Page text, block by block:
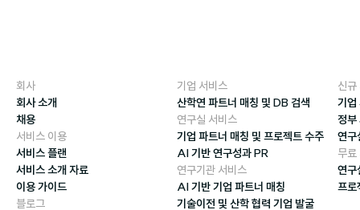
회사
회사 소개
채용
서비스 이용
서비스 플랜
서비스 소개 자료
이용 가이드
블로그
기업 서비스
산학연 파트너 매칭 및 DB 검색
연구실 서비스
기업 파트너 매칭 및 프로젝트 수주
AI 기반 연구성과 PR
연구기관 서비스
AI 기반 기업 파트너 매칭
기술이전 및 산학 협력 기업 발굴
신규
기업
정부
연구
무료
연구
프로